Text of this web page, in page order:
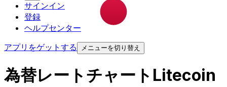
サインイン
登録
ヘルプセンター
アプリをゲットする
メニューを切り替え
為替レートチャートLitecoin